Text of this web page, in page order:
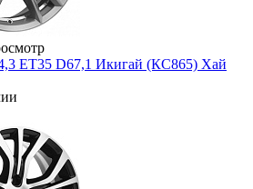
ET35 D67,1 Икигай (КС865) Хай